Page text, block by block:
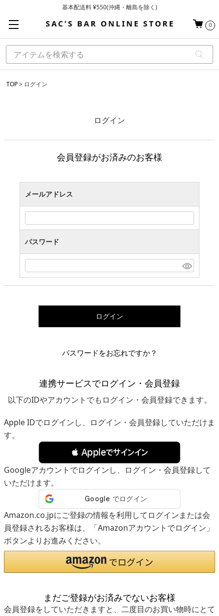
基本配送料 ¥550(沖縄・離島を除く)
お買い上げ合計¥3,980以上で送料無料
0
TOP ログイン
ログイン
会員登録がお済みのお客様
メールアドレス
パスワード
ログイン
パスワードをお忘れですか？
連携サービスでログイン・会員登録
以下のIDやアカウントでもログイン・会員登録できます。
Apple IDでログインし、ログイン・会員登録していただけま
す。
 Appleでサインイン
Googleアカウントでログインし、ログイン・会員登録して
いただけます。
Amazon.co.jpにご登録の情報を利用してログインまたは会
員登録されるお客様は、「Amazonアカウントでログイン」
ボタンよりお進みください。
まだご登録がお済みでないお客様
会員登録をしていただきますと、二度目のお買い物時にとて